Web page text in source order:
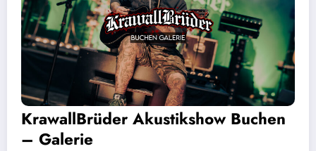
KrawallBrüder Akustikshow Buchen
– Galerie